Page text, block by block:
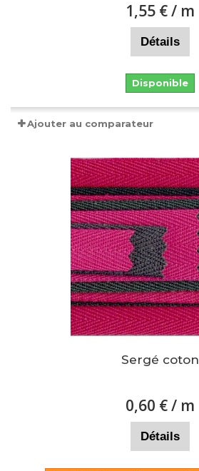
1,55 €/ m
Détails
Disponible
Ajouter au comparateur
Sergé coton
0,60 €/ m
Détails